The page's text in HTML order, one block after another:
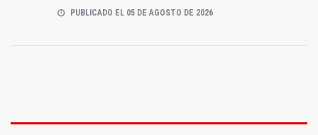
PUBLICADO EL 05 DE AGOSTO DE 2026